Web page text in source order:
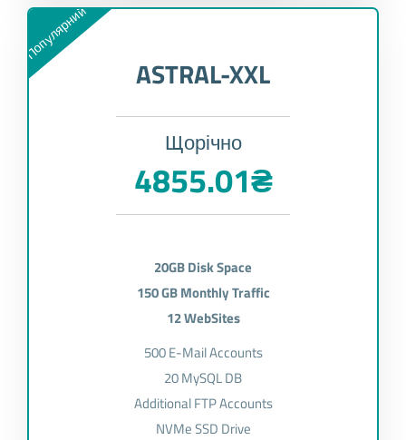
Популярний
ASTRAL-XXL
Щорічно
4855.01₴
20GB Disk Space
150 GB Monthly Traffic
12 WebSites
500 E-Mail Accounts
20 MySQL DB
Additional FTP Accounts
NVMe SSD Drive